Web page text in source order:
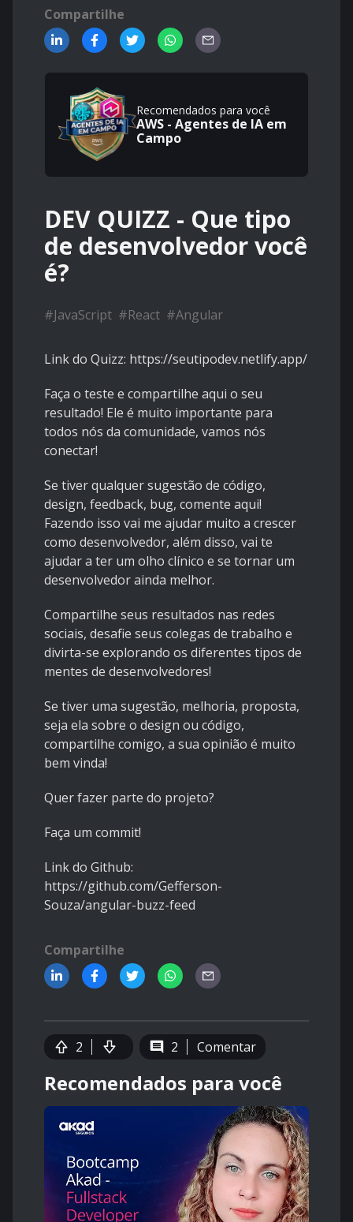
Compartilhe
Recomendados para você
AWS - Agentes de IA em
Campo
DEV QUIZZ - Que tipo
de desenvolvedor você
é?
#JavaScript #React #Angular
Link do Quizz: https://seutipodev.netlify.app/
Faça o teste e compartilhe aqui o seu
resultado! Ele é muito importante para
todos nós da comunidade, vamos nós
conectar!
Se tiver qualquer sugestão de código,
design, feedback, bug, comente aqui!
Fazendo isso vai me ajudar muito a crescer
como desenvolvedor, além disso, vai te
ajudar a ter um olho clínico e se tornar um
desenvolvedor ainda melhor.
Compartilhe seus resultados nas redes
sociais, desafie seus colegas de trabalho e
divirta-se explorando os diferentes tipos de
mentes de desenvolvedores!
Se tiver uma sugestão, melhoria, proposta,
seja ela sobre o design ou código,
compartilhe comigo, a sua opinião é muito
bem vinda!
Quer fazer parte do projeto?
Faça um commit!
Link do Github:
https://github.com/Gefferson-
Souza/angular-buzz-feed
Compartilhe
2 2 Comentar
Recomendados para você